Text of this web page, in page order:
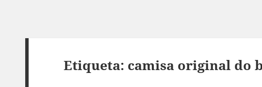
Etiqueta: camisa original do